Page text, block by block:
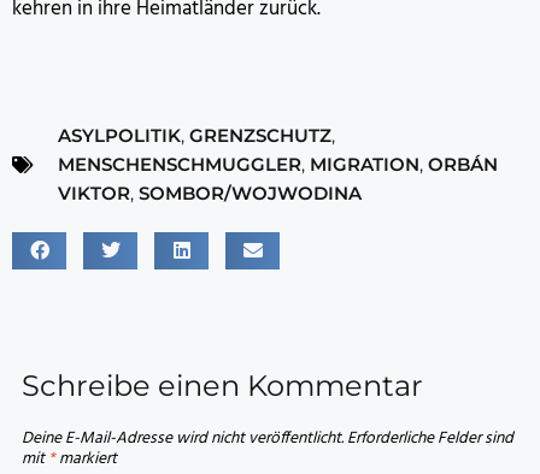
kehren in ihre Heimatländer zurück.
ASYLPOLITIK, GRENZSCHUTZ,
MENSCHENSCHMUGGLER, MIGRATION, ORBÁN
VIKTOR, SOMBOR/WOJWODINA
Schreibe einen Kommentar
Deine E-Mail-Adresse wird nicht veröffentlicht.Erforderliche Felder sind
mit*markiert